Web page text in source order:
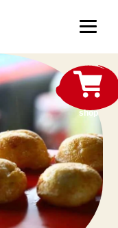
shop